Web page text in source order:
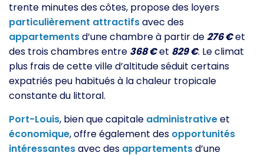
trente minutes des côtes, propose des loyers
particulièrement attractifsavec des
appartementsd’une chambre à partir de276 €et
des trois chambres entre 368 €et 829 €. Le climat
plus frais de cette ville d’altitude séduit certains
expatriés peu habitués à la chaleur tropicale
constante du littoral.
Port-Louis, bien que capitale administrativeet
économique, offre également des opportunités
intéressantesavec des appartementsd’une